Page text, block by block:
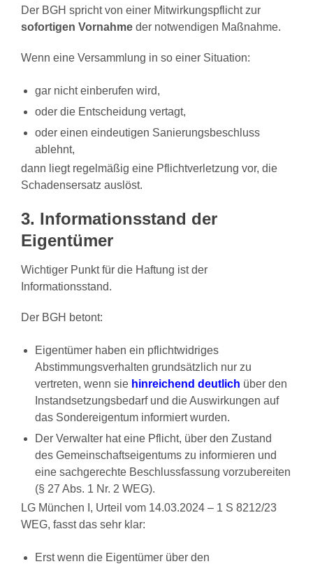
Der BGH spricht von einer Mitwirkungspflicht zur
sofortigen Vornahme der notwendigen Maßnahme.
Wenn eine Versammlung in so einer Situation:
gar nicht einberufen wird,
oder die Entscheidung vertagt,
oder einen eindeutigen Sanierungsbeschluss
ablehnt,
dann liegt regelmäßig eine Pflichtverletzung vor, die
Schadensersatz auslöst.
3. Informationsstand der
Eigentümer
Wichtiger Punkt für die Haftung ist der
Informationsstand.
Der BGH betont:
Eigentümer haben ein pflichtwidriges
Abstimmungsverhalten grundsätzlich nur zu
vertreten, wenn sie hinreichend deutlich über den
Instandsetzungsbedarf und die Auswirkungen auf
das Sondereigentum informiert wurden.
Der Verwalter hat eine Pflicht, über den Zustand
des Gemeinschaftseigentums zu informieren und
eine sachgerechte Beschlussfassung vorzubereiten
(§ 27 Abs. 1 Nr. 2 WEG).
LG München I, Urteil vom 14.03.2024 – 1 S 8212/23
WEG, fasst das sehr klar:
Erst wenn die Eigentümer über den